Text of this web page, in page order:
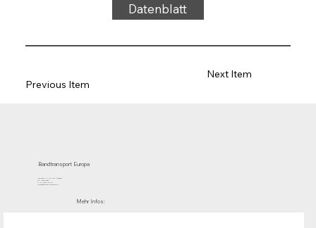
Datenblatt
Previous Item
Next Item
Bandtransport Europa
Mühlenhof 12 | 1911 DB Uitgeest
die Niederlande
T.:+31 (0)251 319 119
info@bandtransporteurope.nl
Mehr Infos: